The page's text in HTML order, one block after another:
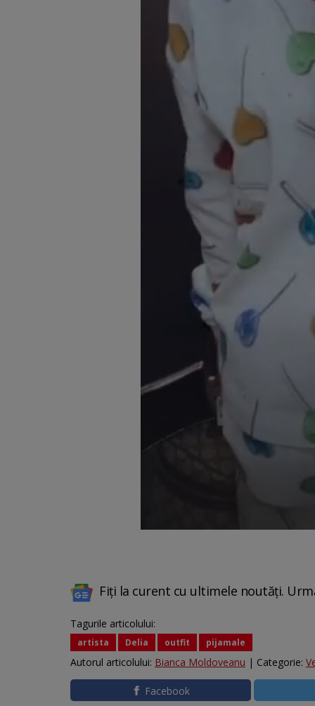
Fiți la curent cu ultimele noutăți.
Tagurile articolului:
artista Delia outfit pijamale
Autorul articolului: Bianca Moldoveanu | Categorie:
Facebook